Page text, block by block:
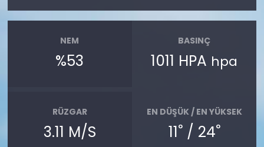
NEM
%53
BASINÇ
1011 HPA hpa
RÜZGAR
3.11 M/S
EN DÜŞÜK / EN YÜKSEK
11°/ 24°